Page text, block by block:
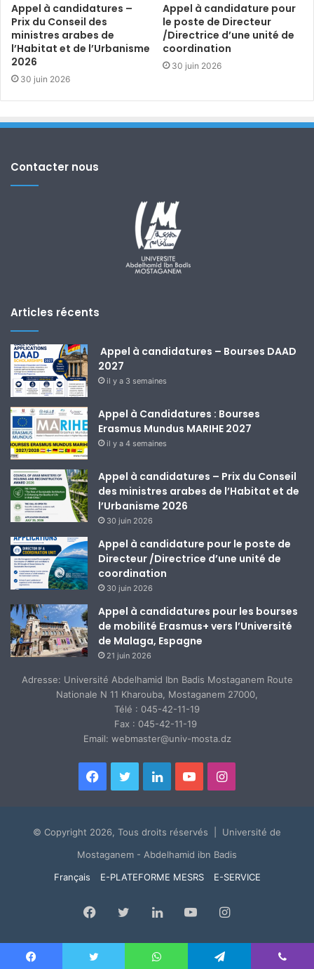
Appel à candidatures –
Prix du Conseil des
ministres arabes de
l’Habitat et de l’Urbanisme
2026
30 juin 2026
Appel à candidature pour
le poste de Directeur
/Directrice d’une unité de
coordination
30 juin 2026
Contacter nous
Articles récents
Appel à candidatures – Bourses DAAD
2027
il y a 3 semaines
Appel à Candidatures : Bourses
Erasmus Mundus MARIHE 2027
il y a 4 semaines
Appel à candidatures – Prix du Conseil
des ministres arabes de l’Habitat et de
l’Urbanisme 2026
30 juin 2026
Appel à candidature pour le poste de
Directeur /Directrice d’une unité de
coordination
30 juin 2026
Appel à candidatures pour les bourses
de mobilité Erasmus+ vers l’Université
de Malaga, Espagne
21 juin 2026
Adresse: Université Abdelhamid Ibn Badis Mostaganem Route
Nationale N 11 Kharouba, Mostaganem 27000,
Télé : 045-42-11-19
Fax : 045-42-11-19
Email: webmaster@univ-mosta.dz
Facebook
TwitterLinkedinYouTubeInstagram
© Copyright 2026, Tous droits réservés | Université de
Mostaganem - Abdelhamid ibn Badis
Français
E-PLATEFORME MESRS E-SERVICE
Facebook
TwitterLinkedinYouTubeInstagram